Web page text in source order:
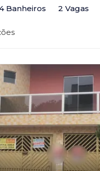
Banheiros 2 Vagas